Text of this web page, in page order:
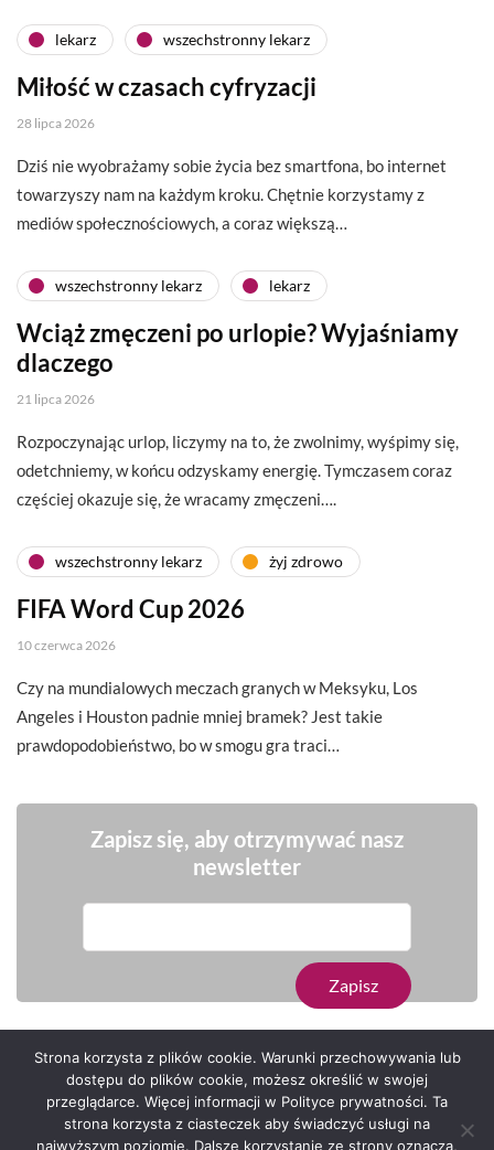
lekarz wszechstronny lekarz
Miłość w czasach cyfryzacji
28 lipca 2026
Dziś nie wyobrażamy sobie życia bez smartfona, bo internet
towarzyszy nam na każdym kroku. Chętnie korzystamy z
mediów społecznościowych, a coraz większą…
wszechstronny lekarz lekarz
Wciąż zmęczeni po urlopie? Wyjaśniamy
dlaczego
21 lipca 2026
Rozpoczynając urlop, liczymy na to, że zwolnimy, wyśpimy się,
odetchniemy, w końcu odzyskamy energię. Tymczasem coraz
częściej okazuje się, że wracamy zmęczeni….
wszechstronny lekarz żyj zdrowo
FIFA Word Cup 2026
10 czerwca 2026
Czy na mundialowych meczach granych w Meksyku, Los
Angeles i Houston padnie mniej bramek? Jest takie
prawdopodobieństwo, bo w smogu gra traci…
Zapisz się, aby otrzymywać nasz
newsletter
Serwis zaprojektował Grzegorz Sztank .
Strona korzysta z plików cookie. Warunki przechowywania lub
dostępu do plików cookie, możesz określić w swojej
przeglądarce. Więcej informacji w Polityce prywatności. Ta
strona korzysta z ciasteczek aby świadczyć usługi na
najwyższym poziomie. Dalsze korzystanie ze strony oznacza,